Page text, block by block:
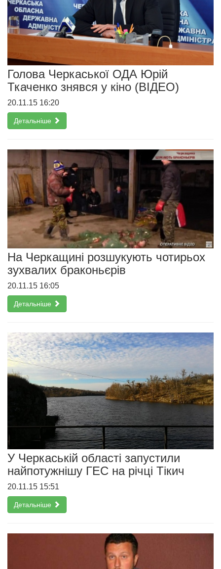
Голова Черкаської ОДА Юрій
Ткаченко знявся у кіно (ВІДЕО)
20.11.15 16:20
Детальніше
На Черкащині розшукують чотирьох
зухвалих браконьєрів
20.11.15 16:05
Детальніше
У Черкаській області запустили
найпотужнішу ГЕС на річці Тікич
20.11.15 15:51
Детальніше